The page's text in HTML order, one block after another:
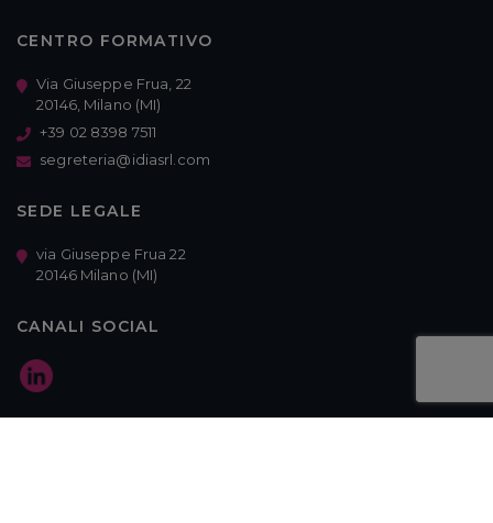
CENTRO FORMATIVO
Via Giuseppe Frua, 22
20146, Milano (MI)
+39 02 8398 7511
segreteria@idiasrl.com
SEDE LEGALE
via Giuseppe Frua 22
20146 Milano (MI)
CANALI SOCIAL